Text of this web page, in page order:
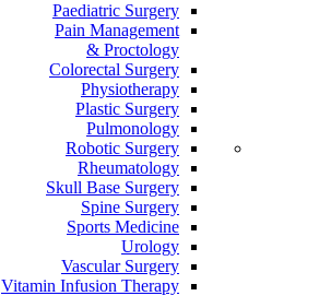
Paediatric Surgery
Pain Management
Proctology &
Colorectal Surgery
Physiotherapy
Plastic Surgery
Pulmonology
Robotic Surgery
Rheumatology
Skull Base Surgery
Spine Surgery
Sports Medicine
Urology
Vascular Surgery
Vitamin Infusion Therapy